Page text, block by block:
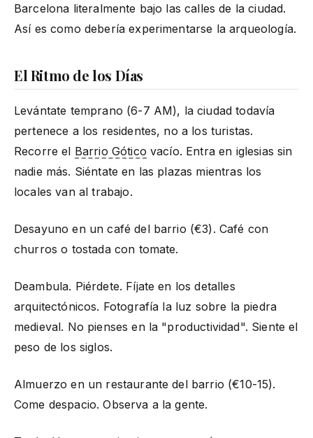
Barcelona literalmente bajo las calles de la ciudad.
Así es como debería experimentarse la arqueología.
El Ritmo de los Días
Levántate temprano (6-7 AM), la ciudad todavía
pertenece a los residentes, no a los turistas.
Recorre el Barrio Gótico vacío. Entra en iglesias sin
nadie más. Siéntate en las plazas mientras los
locales van al trabajo.
Desayuno en un café del barrio (€3). Café con
churros o tostada con tomate.
Deambula. Piérdete. Fíjate en los detalles
arquitectónicos. Fotografía la luz sobre la piedra
medieval. No pienses en la "productividad". Siente el
peso de los siglos.
Almuerzo en un restaurante del barrio (€10-15).
Come despacio. Observa a la gente.